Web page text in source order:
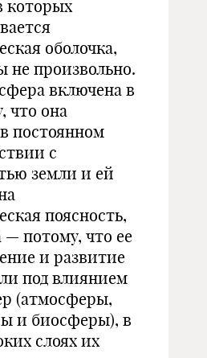
которых
оболочка,
не произвольно.
включена в
что она
постоянном
с
земли и ей
поясность,
потому, что ее
и развитие
под влиянием
(атмосферы,
и биосферы), в
слоях их